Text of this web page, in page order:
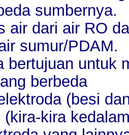
sumbernya.
air dari air RO
sumur/PDAM.
bertujuan untuk
berbeda
(besi
(kira-kira